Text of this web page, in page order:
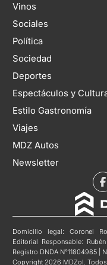
Vinos
Sociales
Política
Sociedad
Deportes
Espectáculos y
Estilo Gastronomía
Viajes
MDZ Autos
Newsletter
Domicilio legal: Coronel
Editorial Responsable:
Registro DNDA N°11804985
Copyright 2026 MDZol.